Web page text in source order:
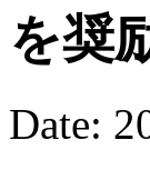
を奨
Date: